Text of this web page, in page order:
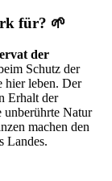
für? 🌱
der
Schutz der
hier leben. Der
Erhalt der
unberührte Natur
machen den
Landes.